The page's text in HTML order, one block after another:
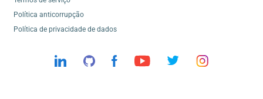
Política anticorrupção
Política de privacidade de dados